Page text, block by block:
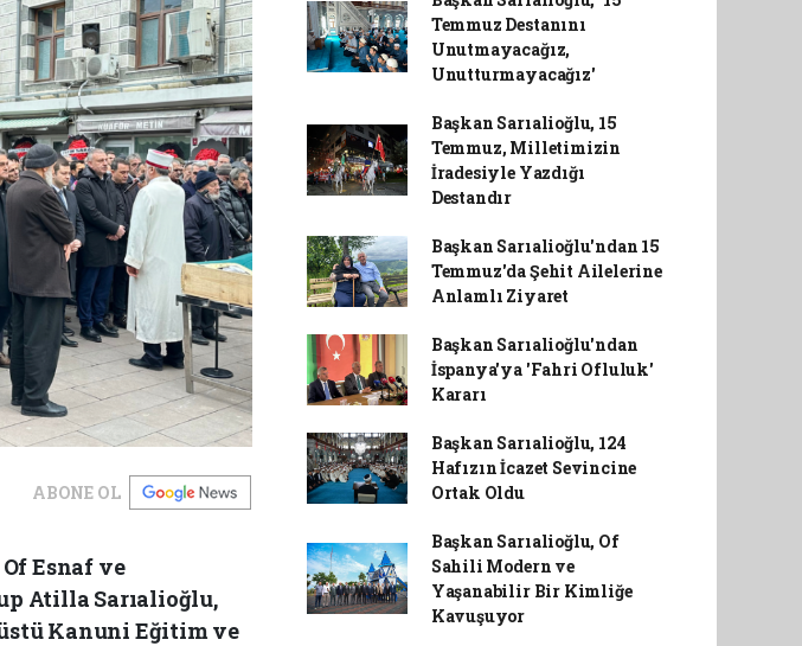
ABONE OL
Esnaf ve
Atilla Sarıalioğlu,
Kanuni Eğitim ve
Temmuz Destanını
Unutmayacağız,
Unutturmayacağız'
Başkan Sarıalioğlu, 15
Temmuz, Milletimizin
İradesiyle Yazdığı
Destandır
Başkan Sarıalioğlu'ndan 15
Temmuz'da Şehit Ailelerine
Anlamlı Ziyaret
Başkan Sarıalioğlu'ndan
İspanya'ya 'Fahri Ofluluk'
Kararı
Başkan Sarıalioğlu, 124
Hafızın İcazet Sevincine
Ortak Oldu
Başkan Sarıalioğlu, Of
Sahili Modern ve
Yaşanabilir Bir Kimliğe
Kavuşuyor